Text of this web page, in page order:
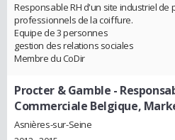
Responsable RH d'un site industriel de
professionnels de la coiffure.
Equipe de 3 personnes
gestion des relations sociales
Membre du CoDir
Procter & Gamble -
Commerciale Belgique,
Asnières-sur-Seine